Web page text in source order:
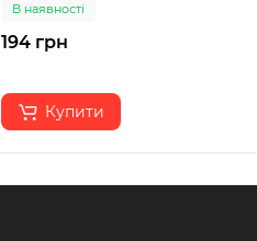
В наявності
194 грн
Купити